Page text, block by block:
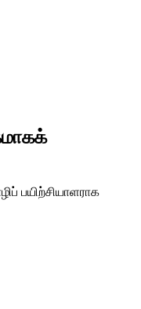
பயிற்சியாளராக